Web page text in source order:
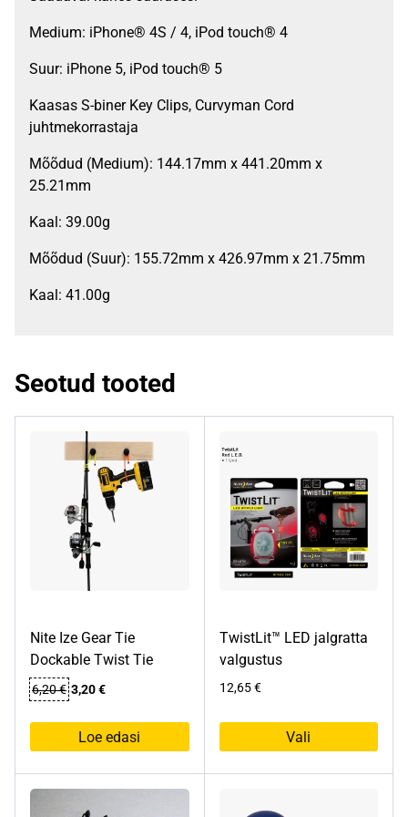
Medium: iPhone® 4S / 4, iPod touch® 4
Suur: iPhone 5, iPod touch® 5
Kaasas S-biner Key Clips, Curvyman Cord
juhtmekorrastaja
Mõõdud (Medium): 144.17mm x 441.20mm x
25.21mm
Kaal: 39.00g
Mõõdud (Suur): 155.72mm x 426.97mm x 21.75mm
Kaal: 41.00g
Seotud tooted
Nite Ize Gear Tie
Dockable Twist Tie
6,20€ Algne
oli:
6,20 €.
3,20€Praegune
on:
3,20 €.
Loe edasi
TwistLit™ LED jalgratta
valgustus
12,65€
Vali